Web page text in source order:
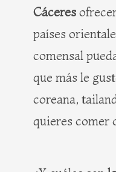
Cáceres
países
comensal
que más le
coreana,
quieres comer